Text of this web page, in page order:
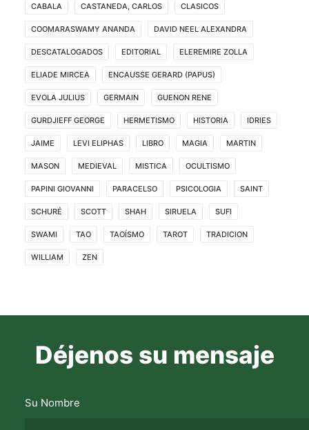
CABALA CASTANEDA, CARLOS CLASICOS
COOMARASWAMY ANANDA DAVID NEEL ALEXANDRA
DESCATALOGADOS EDITORIAL ELEREMIRE ZOLLA
ELIADE MIRCEA ENCAUSSE GERARD (PAPUS)
EVOLA JULIUS GERMAIN GUENON RENE
GURDJIEFF GEORGE HERMETISMO HISTORIA IDRIES
JAIME LEVI ELIPHAS LIBRO MAGIA MARTIN
MASON MEDIEVAL MISTICA OCULTISMO
PAPINI GIOVANNI PARACELSO PSICOLOGIA SAINT
SCHURÉ SCOTT SHAH SIRUELA SUFI
SWAMI TAO TAOÍSMO TAROT TRADICION
WILLIAM ZEN
Déjenos su mensaje
Su Nombre